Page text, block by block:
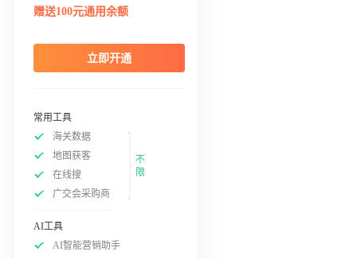
赠送100元通用余额
立即开通
常用工具
海关数据
地图获客
在线搜
广交会采购商
不
限
AI工具
AI智能营销助手